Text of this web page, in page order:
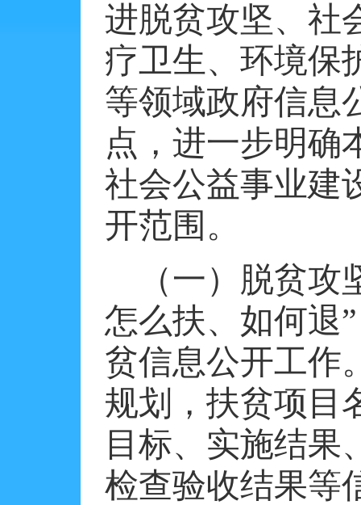
进脱贫攻坚、社
疗卫生、环境保
等领域政府信息
点，进一步明确
社会公益事业建
开范围。
（一）脱贫
怎么扶、如何退
贫信息公开工作
规划，扶贫项目
目标、实施结果
检查验收结果等